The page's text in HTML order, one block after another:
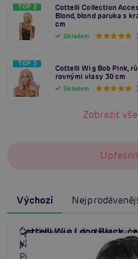
TOP 2
Cottelli Collection
Blond, blond paruka s
cm
Skladem
TOP 3
Cottelli Wig Bob Pink,
rovnými vlasy 30 cm
Skladem
Zobrazit
Výchozí
Cottelli Wig Long Black,
vlasy 50 cm
Černá paruka s dlouhými
paruky 50 cm. Lze délkově
Přirozená černá barva vlasů.
#dlouhé vlasy #roleplay paruka